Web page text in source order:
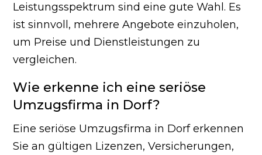
Leistungsspektrum sind eine gute Wahl. Es
ist sinnvoll, mehrere Angebote einzuholen,
um Preise und Dienstleistungen zu
vergleichen.
Wie erkenne ich eine seriöse
Umzugsfirma in Dorf?
Eine seriöse Umzugsfirma in Dorf erkennen
Sie an gültigen Lizenzen, Versicherungen,